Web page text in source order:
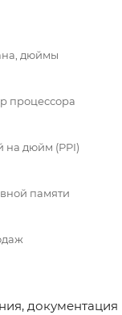
дюймы
процессора
на дюйм (PPI)
памяти
документация